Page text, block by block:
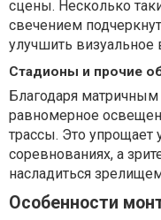
сцены. Несколько
свечением
улучшить визуальное
Стадионы и прочие
Благодаря
равномерное
трассы. Это упрощает
соревнованиях, а
насладиться
Особенности